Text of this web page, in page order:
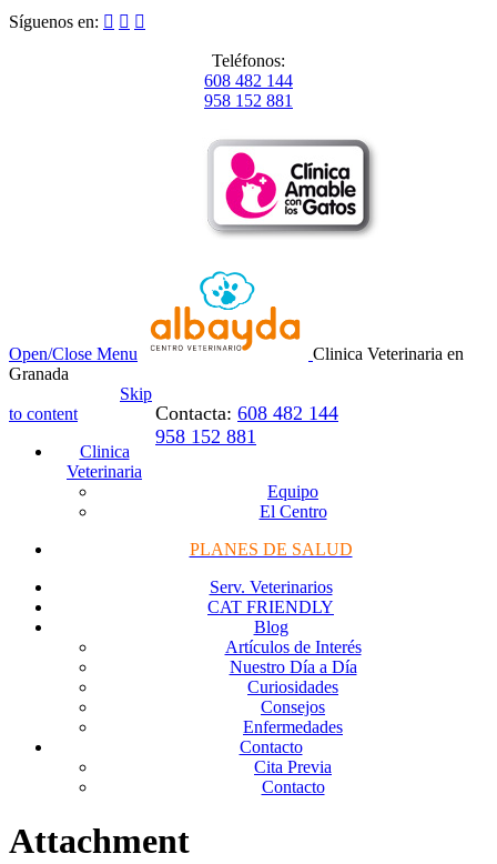
Síguenos en:   
Teléfonos:
608 482 144
958 152 881
Open/Close Menu
Clinica Veterinaria en
Granada
Contacta: 608 482 144
958 152 881
Skip
to content
Clinica
Veterinaria
Equipo
El Centro
PLANES DE SALUD
Serv. Veterinarios
CAT FRIENDLY
Blog
Artículos de Interés
Nuestro Día a Día
Curiosidades
Consejos
Enfermedades
Contacto
Cita Previa
Contacto
Attachment